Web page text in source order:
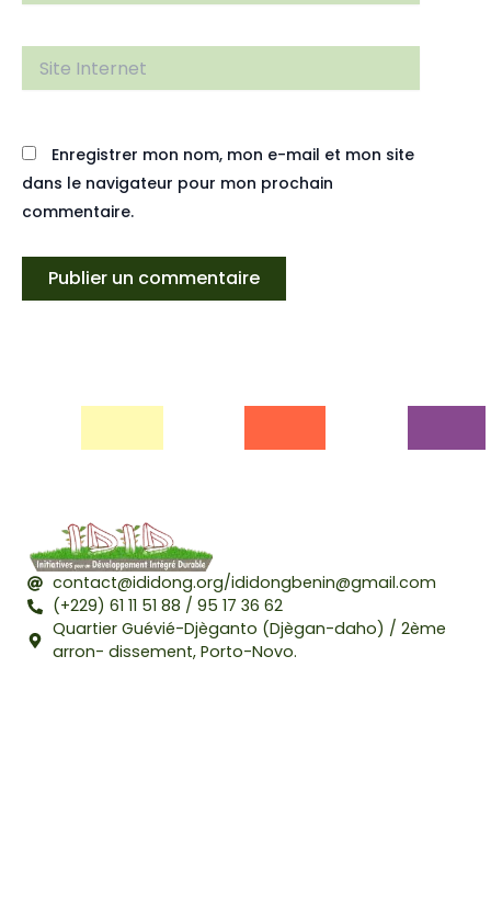
Internet
Enregistrer mon nom, mon e-mail et mon site
dans le navigateur pour mon prochain
commentaire.
contact@ididong.org/ididongbenin@gmail.com
(+229) 61 11 51 88 / 95 17 36 62
Quartier Guévié-Djèganto (Djègan-daho) / 2ème
arron- dissement, Porto-Novo.